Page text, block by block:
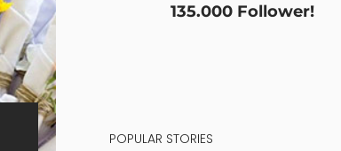
135.000 Follower!
POPULAR STORIES